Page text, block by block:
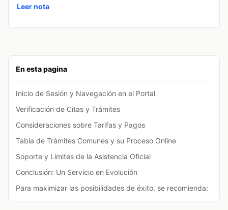
En esta pagina
Inicio de Sesión y Navegación en el Portal
Verificación de Citas y Trámites
Consideraciones sobre Tarifas y Pagos
Tabla de Trámites Comunes y su Proceso Online
Soporte y Límites de la Asistencia Oficial
Conclusión: Un Servicio en Evolución
Para maximizar las posibilidades de éxito, se recomienda:
Leer nota